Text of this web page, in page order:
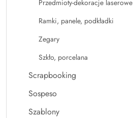
Przedmioty-dekoracje laserowe
Ramki, panele, podkładki
Zegary
Szkło, porcelana
Scrapbooking
Sospeso
Szablony